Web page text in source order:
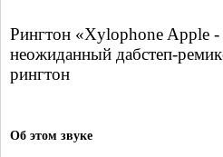
Рингтон «Xylophone Apple
неожиданный дабстеп-
рингтон
Об этом звуке